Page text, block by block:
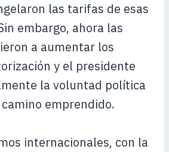
las tarifas de esas
embargo, ahora las
a aumentar los
y el presidente
la voluntad política
emprendido.
internacionales, con la